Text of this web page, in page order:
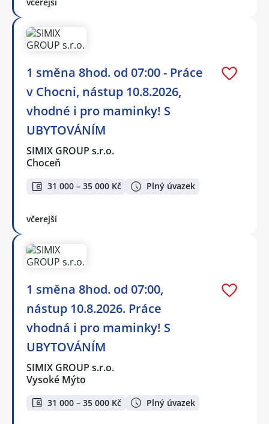
1 směna 8hod. od 07:00 - Práce
v Chocni, nástup 10.8.2026,
vhodné i pro maminky! S
UBYTOVÁNÍM
SIMIX GROUP s.r.o.
Choceň
31 000 – 35 000 Kč Plný úvazek
včerejší
1 směna 8hod. od 07:00,
nástup 10.8.2026. Práce
vhodná i pro maminky! S
UBYTOVÁNÍM
SIMIX GROUP s.r.o.
Vysoké Mýto
31 000 – 35 000 Kč Plný úvazek